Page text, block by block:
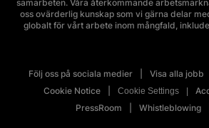
samarbeten. Våra återkommande
oss ovärderlig kunskap som vi gärna delar
globalt för vårt arbete inom mångfald,
Följ oss på sociala medier Visa alla jobb
Cookie Notice
Cookie Settings
PressRoom
Whistleblowing